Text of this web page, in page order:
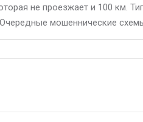
не проезжает и 100 км.
мошеннические